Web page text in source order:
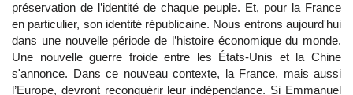
préservation de l’identité de chaque peuple. Et, pour la France
en particulier, son identité républicaine. Nous entrons aujourd'hui
dans une nouvelle période de l’histoire économique du monde.
Une nouvelle guerre froide entre les États-Unis et la Chine
s'annonce. Dans ce nouveau contexte, la France, mais aussi
l’Europe, devront reconquérir leur indépendance. Si Emmanuel